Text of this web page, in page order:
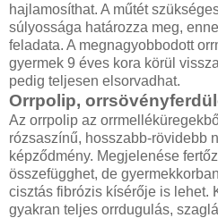
hajlamosíthat. A műtét
súlyossága határozza meg,
feladata. A megnagyobbodott
gyermek 9 éves kora körül
pedig teljesen elsorvadhat.
Orrpolip,
Az orrpolip az
rózsaszínű, hosszabb-rövidebb
képződmény. Megjelenése
összefügghet, de
cisztás fibrózis kísérője is lehet.
gyakran teljes orrdugulás,